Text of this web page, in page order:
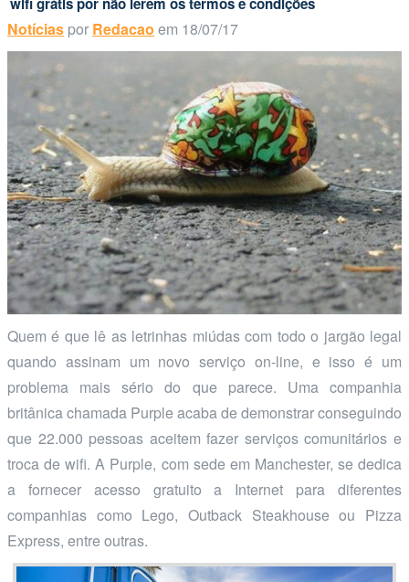
Notícias por Redacao em 18/07/17
Quem é que lê as letrinhas miúdas com todo o jargão legal
quando assinam um novo serviço on-line, e isso é um
problema mais sério do que parece. Uma companhia
britânica chamada Purple acaba de demonstrar conseguindo
que 22.000 pessoas aceitem fazer serviços comunitários e
troca de wifi. A Purple, com sede em Manchester, se dedica
a fornecer acesso gratuito a Internet para diferentes
companhias como Lego, Outback Steakhouse ou Pizza
Express, entre outras.